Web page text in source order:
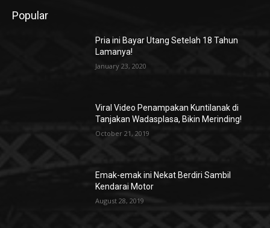
Popular
Pria ini Bayar Utang Setelah 18 Tahun
Lamanya!
January 23, 2020
Viral Video Penampakan Kuntilanak di
Tanjakan Wadasplasa, Bikin Merinding!
October 21, 2019
Emak-emak ini Nekat Berdiri Sambil
Kendarai Motor
August 28, 2019